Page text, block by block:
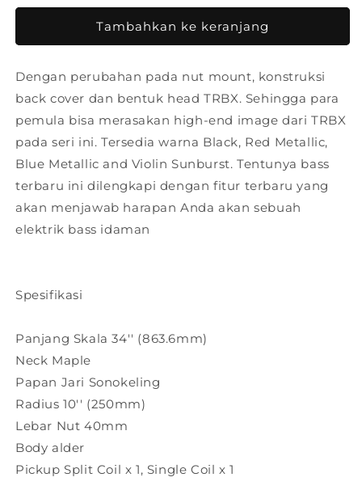
untuk
Bass
TRBX174
untuk
Yamaha
Bass
TRBX174
Tambahkan ke keranjang
Dengan perubahan pada nut mount, konstruksi
back cover dan bentuk head TRBX. Sehingga para
pemula bisa merasakan high-end image dari TRBX
pada seri ini. Tersedia warna Black, Red Metallic,
Blue Metallic and Violin Sunburst. Tentunya bass
terbaru ini dilengkapi dengan fitur terbaru yang
akan menjawab harapan Anda akan sebuah
elektrik bass idaman
Spesifikasi
Panjang Skala 34'' (863.6mm)
Neck Maple
Papan Jari Sonokeling
Radius 10'' (250mm)
Lebar Nut 40mm
Body alder
Pickup Split Coil x 1, Single Coil x 1